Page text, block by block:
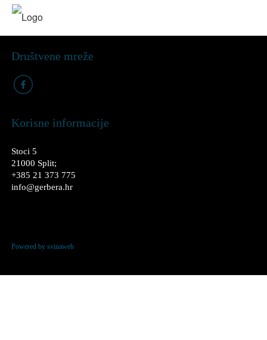
Društvene mreže
k
Korisne informacije
Stoci 5
21000 Split;
+385 21 373 775
info@gerbera.hr
Powered by svinaweb